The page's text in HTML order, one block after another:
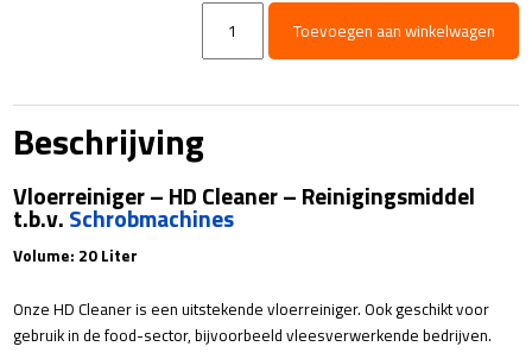
Vloerreiniger
HD
Toevoegen aan winkelwagen
Beschrijving
Vloerreiniger – HD Cleaner – Reinigingsmiddel
t.b.v. Schrobmachines
Volume: 20 Liter
Onze HD Cleaner is een uitstekende vloerreiniger. Ook geschikt voor
gebruik in de food-sector, bijvoorbeeld vleesverwerkende bedrijven.